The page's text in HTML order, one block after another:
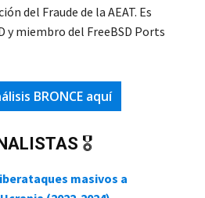
del Fraude de la AEAT. Es
y miembro del FreeBSD Ports
BRONCE aquí
🎖️
masivos a